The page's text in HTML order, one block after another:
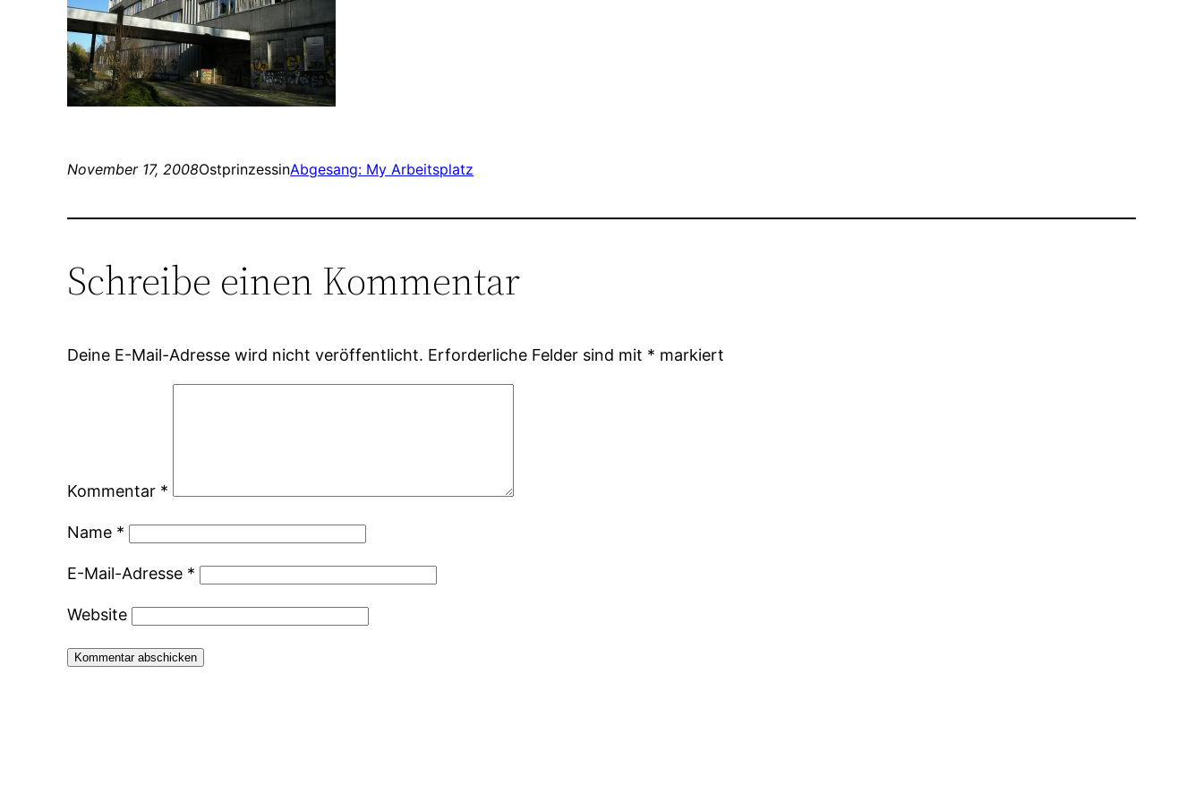
November 17, 2008OstprinzessinAbgesang: My Arbeitsplatz
Schreibe einen Kommentar
Deine E-Mail-Adresse wird nicht veröffentlicht. Erforderliche Felder sind mit * markiert
Kommentar *
Name *
E-Mail-Adresse *
Website